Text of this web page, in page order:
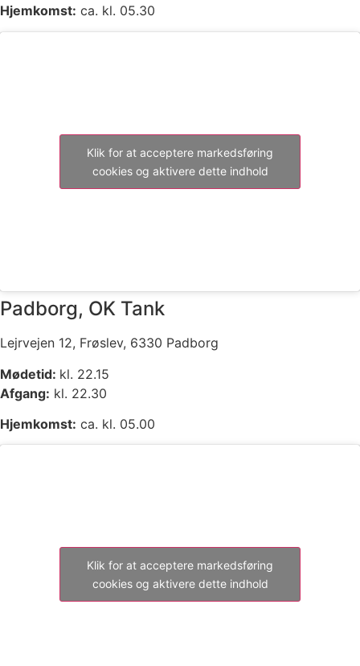
Hjemkomst: ca. kl. 05.30
Klik for at acceptere markedsføring
cookies og aktivere dette indhold
Padborg, OK Tank
Lejrvejen 12, Frøslev, 6330 Padborg
Mødetid: kl. 22.15
Afgang: kl. 22.30
Hjemkomst: ca. kl. 05.00
Klik for at acceptere markedsføring
cookies og aktivere dette indhold